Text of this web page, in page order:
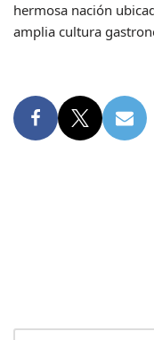
hermosa nación
amplia cultura